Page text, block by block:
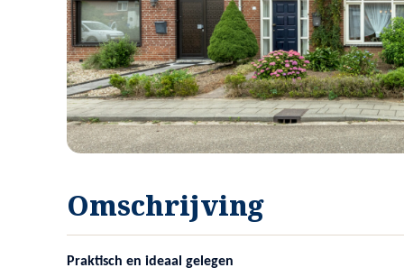
Omschrijving
Praktisch en ideaal gelegen